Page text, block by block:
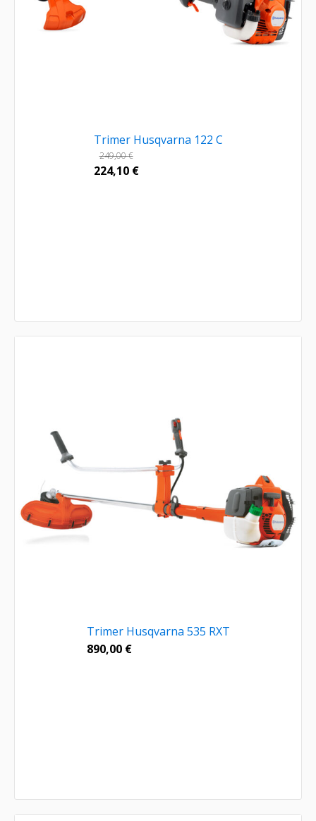
Trimer Husqvarna 122 C
249,00€
224,10 €
Trimer Husqvarna 535 RXT
890,00 €